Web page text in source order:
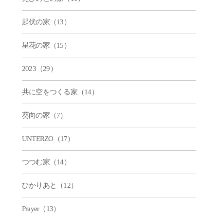
起伏の家（13）
星花の家（15）
2023（29）
共に空をつくる家（14）
葵向の家（7）
UNTERZO（17）
つつむ家（14）
ひかりあと（12）
Prayer（13）